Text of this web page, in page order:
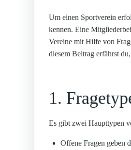
Um einen Sportverein
kennen. Eine
Vereine mit Hilfe von
diesem Beitrag erfährst
1.
Es gibt zwei Haupttypen
Offene Fragen geben